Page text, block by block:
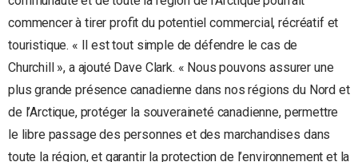
commencer à tirer profit du potentiel commercial, récréatif et
touristique. « Il est tout simple de défendre le cas de
Churchill », a ajouté Dave Clark. « Nous pouvons assurer une
plus grande présence canadienne dans nos régions du Nord et
de l’Arctique, protéger la souveraineté canadienne, permettre
le libre passage des personnes et des marchandises dans
toute la région, et garantir la protection de l’environnement et la